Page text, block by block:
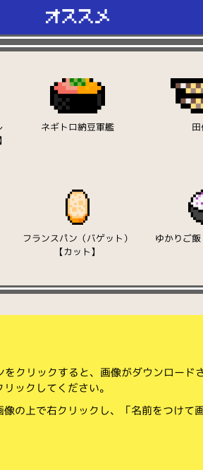
ネギトロ納豆軍艦 田
フランスパン（バゲット）
【カット】
ゆかりご飯
クリックすると、画像がダウンロード
ックしてください。
の上で右クリックし、「名前をつけて